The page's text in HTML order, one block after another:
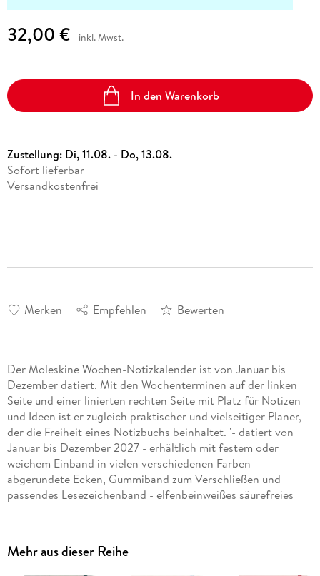
32,00 € inkl. Mwst.
In den Warenkorb
Zustellung: Di, 11.08. - Do, 13.08.
Sofort lieferbar
Versandkostenfrei
Merken Empfehlen Bewerten
Der Moleskine Wochen-Notizkalender ist von Januar bis
Dezember datiert. Mit den Wochenterminen auf der linken
Seite und einer linierten rechten Seite mit Platz für Notizen
und Ideen ist er zugleich praktischer und vielseitiger Planer,
der die Freiheit eines Notizbuchs beinhaltet. '- datiert von
Januar bis Dezember 2027 - erhältlich mit festem oder
weichem Einband in vielen verschiedenen Farben -
abgerundete Ecken, Gummiband zum Verschließen und
passendes Lesezeichenband - elfenbeinweißes säurefreies
den Kalenderrücken - farblich abgestimmte interne
Mehr aus dieser Reihe